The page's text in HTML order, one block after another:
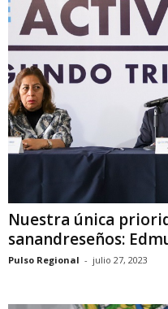
Nuestra única
sanandreseños:
Pulso Regional - julio 27, 2023